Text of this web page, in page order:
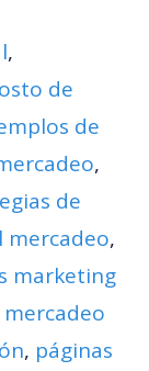
,
de
de
,
de
mercadeo,
marketing
mercadeo
, páginas